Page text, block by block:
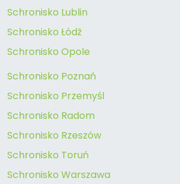
Schronisko Lublin
Schronisko Łódź
Schronisko Opole
Schronisko Poznań
Schronisko Przemyśl
Schronisko Radom
Schronisko Rzeszów
Schronisko Toruń
Schronisko Warszawa